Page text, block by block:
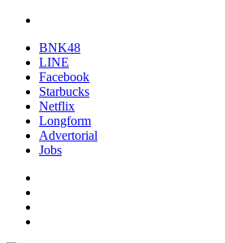
BNK48
LINE
Facebook
Starbucks
Netflix
Longform
Advertorial
Jobs